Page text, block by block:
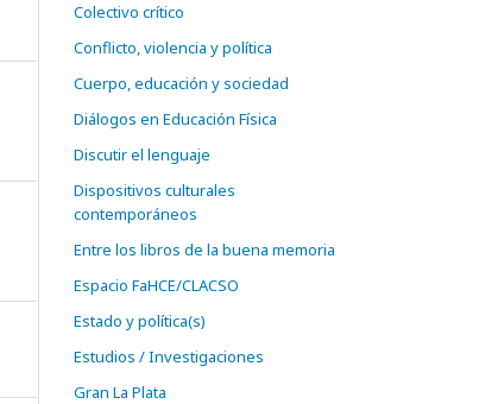
Colectivo crítico
Conflicto, violencia y política
Cuerpo, educación y sociedad
Diálogos en Educación Física
Discutir el lenguaje
Dispositivos culturales
contemporáneos
Entre los libros de la buena memoria
Espacio FaHCE/CLACSO
Estado y política(s)
Estudios / Investigaciones
Gran La Plata